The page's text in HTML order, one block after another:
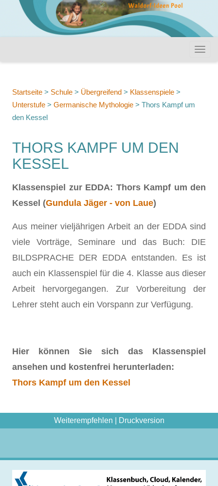
Startseite > Schule > Übergreifend > Klassenspiele >
Unterstufe > Germanische Mythologie > Thors Kampf um
den Kessel
THORS KAMPF UM DEN
KESSEL
Klassenspiel zur EDDA: Thors Kampf um den
Kessel (Gundula Jäger - von Laue)
Aus meiner vieljährigen Arbeit an der EDDA sind
viele Vorträge, Seminare und das Buch: DIE
BILDSPRACHE DER EDDA entstanden. Es ist
auch ein Klassenspiel für die 4. Klasse aus dieser
Arbeit hervorgegangen. Zur Vorbereitung der
Lehrer steht auch ein Vorspann zur Verfügung.
Hier können Sie sich das Klassenspiel
ansehen und kostenfrei herunterladen:
Thors Kampf um den Kessel
Weiterempfehlen Druckversion